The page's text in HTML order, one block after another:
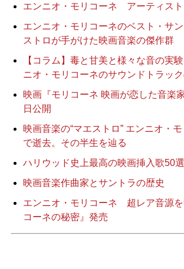
エンニオ・モリコーネ アーティス
エンニオ・モリコーネのベスト・サ
ストロが手がけた映画音楽の傑作群
【コラム】毒と甘美と様々な音の実
ニオ・モリコーネのサウンドトラッ
映画『モリコーネ 映画が恋した音楽
日公開
映画音楽の“マエストロ” エンニオ・
で逝去。その半生を辿る
ハリウッド史上最高の映画挿入歌50選
映画音楽作曲家とサントラの歴史
エンニオ・モリコーネ 超レア音源を
コーネの秘密』発売